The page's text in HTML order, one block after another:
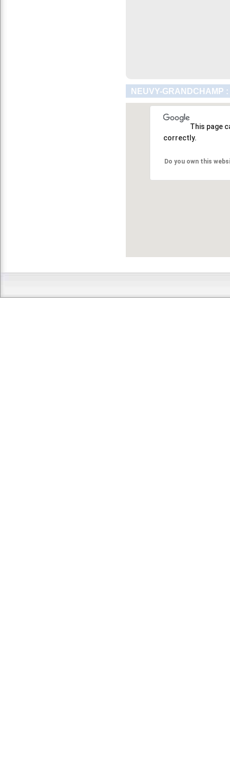
NEUVY-GRANDCHAMP
This page
correctly.
Do you own this